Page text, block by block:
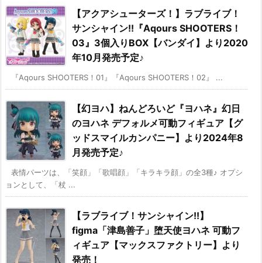
【アクアシューターズ！】ラブライブ！
サンシャイン!!『Aqours SHOOTERS！
03』3個入りBOX【バンダイ】より2020
年10月発売予定♪
『Aqours SHOOTERS！01』『Aqours SHOOTERS！02』 ...
【幻ヨハ】ねんどろいど『ヨハネ』幻日
のヨハネ デフォルメ可動フィギュア【グ
ッドスマイルカンパニー】より2024年8
月発売予定♪
表情パーツは、「笑顔」「歌唱顔」「キラキラ顔」の全3種♪ オプシ
ョンとして、「杖 ...
【ラブライブ！サンシャイン!!】
figma「津島善子」堕天使ヨハネ 可動フ
ィギュア【マックスファクトリー】より
発売！